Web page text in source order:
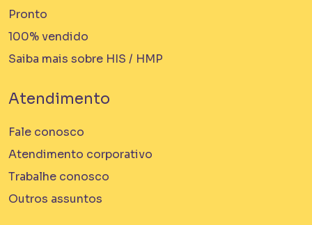
Pronto
100% vendido
Saiba mais sobre HIS / HMP
Atendimento
Fale conosco
Atendimento corporativo
Trabalhe conosco
Outros assuntos